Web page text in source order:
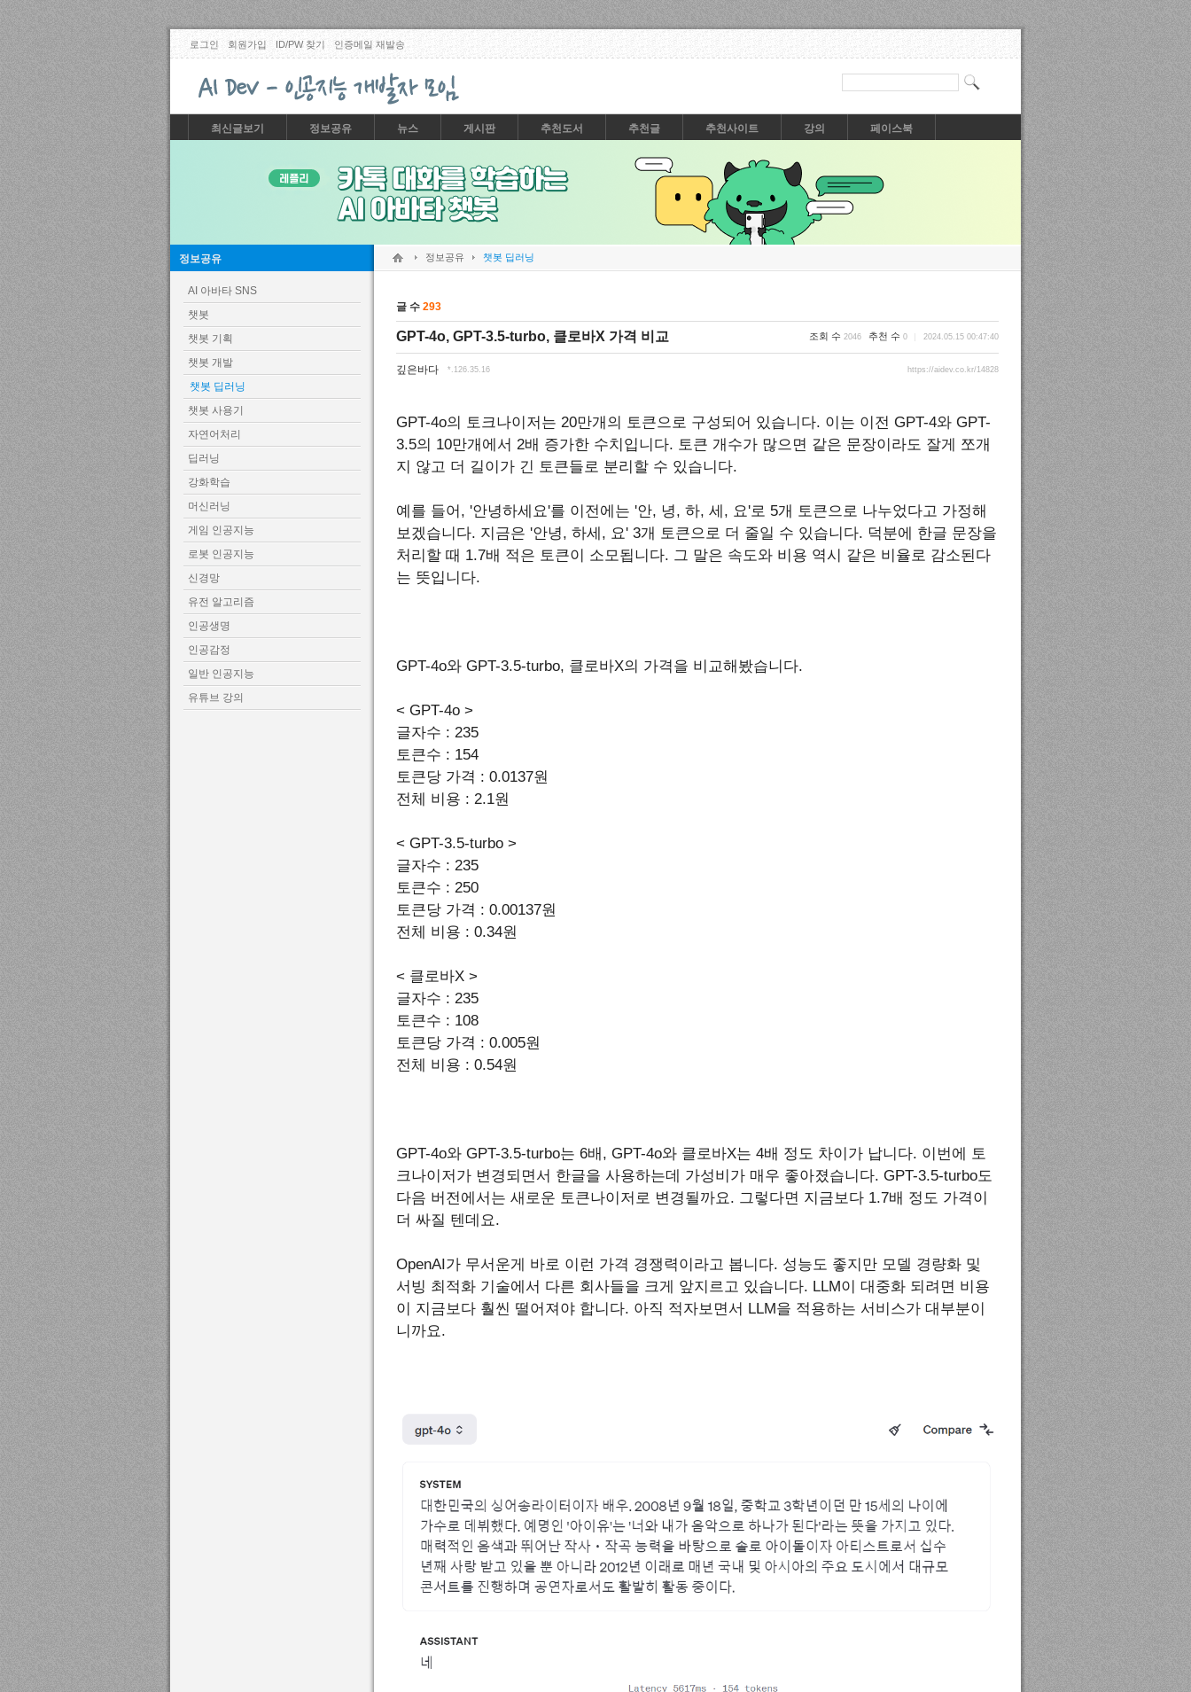
로그인 회원가입 ID/PW 찾기 인증메일 재발송
최신글보기 정보공유 뉴스 게시판 추천도서 추천글 추천사이트 강의 페이스북
정보공유
AI 아바타 SNS
챗봇
챗봇 기획
챗봇 개발
챗봇 딥러닝
챗봇 사용기
자연어처리
딥러닝
강화학습
머신러닝
게임 인공지능
로봇 인공지능
신경망
유전 알고리즘
인공생명
인공감정
일반 인공지능
유튜브 강의
정보공유 챗봇 딥러닝
글 수 293
GPT-4o, GPT-3.5-turbo, 클로바X 가격 비교 조회 수 2046 추천 수 0 2024.05.15 00:47:40
깊은바다 *.126.35.16 https://aidev.co.kr/14828
GPT-4o의 토크나이저는 20만개의 토큰으로 구성되어 있습니다. 이는 이전 GPT-4와 GPT-
3.5의 10만개에서 2배 증가한 수치입니다. 토큰 개수가 많으면 같은 문장이라도 잘게 쪼개
지 않고 더 길이가 긴 토큰들로 분리할 수 있습니다.
예를 들어, '안녕하세요'를 이전에는 '안, 녕, 하, 세, 요'로 5개 토큰으로 나누었다고 가정해
보겠습니다. 지금은 '안녕, 하세, 요' 3개 토큰으로 더 줄일 수 있습니다. 덕분에 한글 문장을
처리할 때 1.7배 적은 토큰이 소모됩니다. 그 말은 속도와 비용 역시 같은 비율로 감소된다
는 뜻입니다.
GPT-4o와 GPT-3.5-turbo, 클로바X의 가격을 비교해봤습니다.
< GPT-4o >
글자수 : 235
토큰수 : 154
토큰당 가격 : 0.0137원
전체 비용 : 2.1원
< GPT-3.5-turbo >
글자수 : 235
토큰수 : 250
토큰당 가격 : 0.00137원
전체 비용 : 0.34원
< 클로바X >
글자수 : 235
토큰수 : 108
토큰당 가격 : 0.005원
전체 비용 : 0.54원
GPT-4o와 GPT-3.5-turbo는 6배, GPT-4o와 클로바X는 4배 정도 차이가 납니다. 이번에 토
크나이저가 변경되면서 한글을 사용하는데 가성비가 매우 좋아졌습니다. GPT-3.5-turbo도
다음 버전에서는 새로운 토큰나이저로 변경될까요. 그렇다면 지금보다 1.7배 정도 가격이
더 싸질 텐데요.
OpenAI가 무서운게 바로 이런 가격 경쟁력이라고 봅니다. 성능도 좋지만 모델 경량화 및
서빙 최적화 기술에서 다른 회사들을 크게 앞지르고 있습니다. LLM이 대중화 되려면 비용
이 지금보다 훨씬 떨어져야 합니다. 아직 적자보면서 LLM을 적용하는 서비스가 대부분이
니까요.